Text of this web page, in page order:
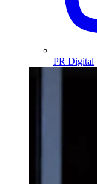
PR Digital